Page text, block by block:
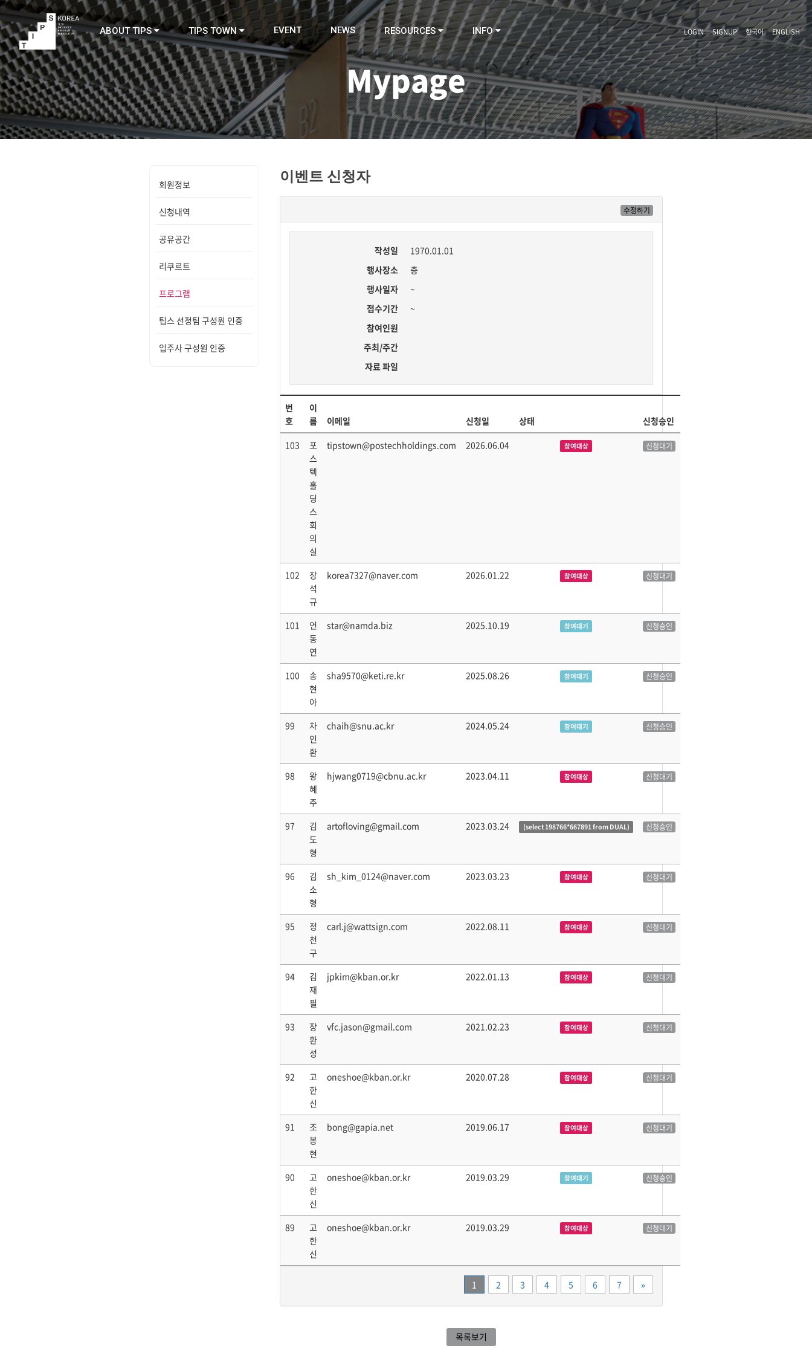
한국어 ENGLISH
LOGIN SIGNUP
TIPS
ABOUT TIPS TIPS TOWN EVENT NEWS RESOURCES INFO
Mypage
이벤트 신청자
수정하기
작성일
1970.01.01
행사장소
층
행사일자
~
접수기간
~
참여인원
주최/주간
자료 파일
번
호
이
름
이메일 신청일 상태
신청승인
103
포
스
텍
홀
딩
스
회
의
실
tipstown@postechholdings.com 2026.06.04 참여대상 신청대기
102
장
석
규
korea7327@naver.com 2026.01.22 참여대상 신청대기
101
언
동
연
star@namda.biz 2025.10.19 참여대기 신청승인
100
송
현
아
sha9570@keti.re.kr 2025.08.26 참여대기 신청승인
99
차
인
환
chaih@snu.ac.kr 2024.05.24 참여대기 신청승인
98
왕
혜
주
hjwang0719@cbnu.ac.kr 2023.04.11 참여대상 신청대기
97
김
도
형
artofloving@gmail.com 2023.03.24 (select 198766*667891 from DUAL) 신청승인
96
김
소
형
sh_kim_0124@naver.com 2023.03.23 참여대상 신청대기
95
정
천
구
carl.j@wattsign.com 2022.08.11 참여대상 신청대기
94
김
재
필
jpkim@kban.or.kr 2022.01.13 참여대상 신청대기
93
장
환
성
vfc.jason@gmail.com 2021.02.23 참여대상 신청대기
92
고
한
신
oneshoe@kban.or.kr 2020.07.28 참여대상 신청대기
91
조
봉
현
bong@gapia.net 2019.06.17 참여대상 신청대기
90
고
한
신
oneshoe@kban.or.kr 2019.03.29 참여대기 신청승인
89
고
한
신
oneshoe@kban.or.kr 2019.03.29 참여대상 신청대기
1 2 3 4 5 6 7 »끝
목록보기
회원정보
신청내역
공유공간
리쿠르트
프로그램
팁스 선정팀 구성원 인증
입주사 구성원 인증